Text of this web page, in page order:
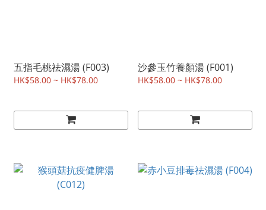
五指毛桃祛濕湯 (F003)
HK$58.00 ~ HK$78.00
沙參玉竹養顏湯 (F001)
HK$58.00 ~ HK$78.00